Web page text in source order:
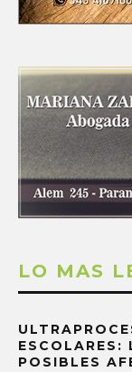
LO MAS
ESCOLARES:
POSIBLES